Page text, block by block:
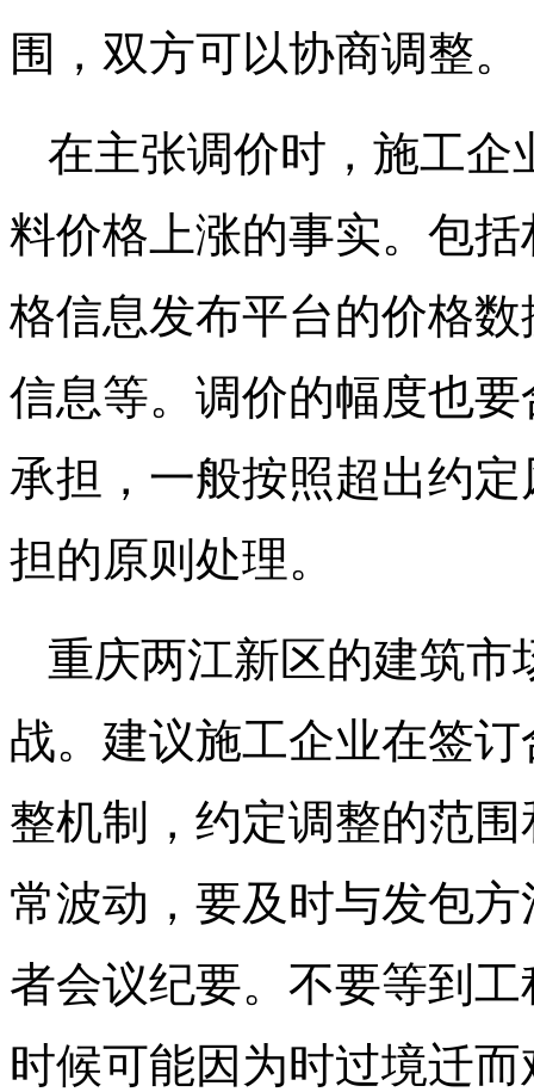
围，双方可以协商调整。
在主张调价时，施工企
料价格上涨的事实。包
格信息发布平台的价格
信息等。调价的幅度也
承担，一般按照超出约
担的原则处理。
重庆两江新区的建筑市
战。建议施工企业在签
整机制，约定调整的范
常波动，要及时与发包
者会议纪要。不要等到
时候可能因为时过境迁